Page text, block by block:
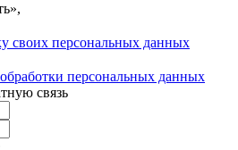
своих персональных данных
персональных данных
связь